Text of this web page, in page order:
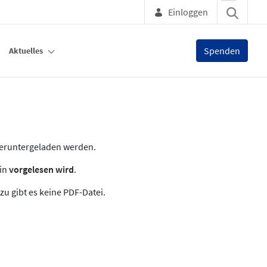
Einloggen
Aktuelles Spenden
werden.
vorgelesen wird.
gibt es keine PDF-Datei.